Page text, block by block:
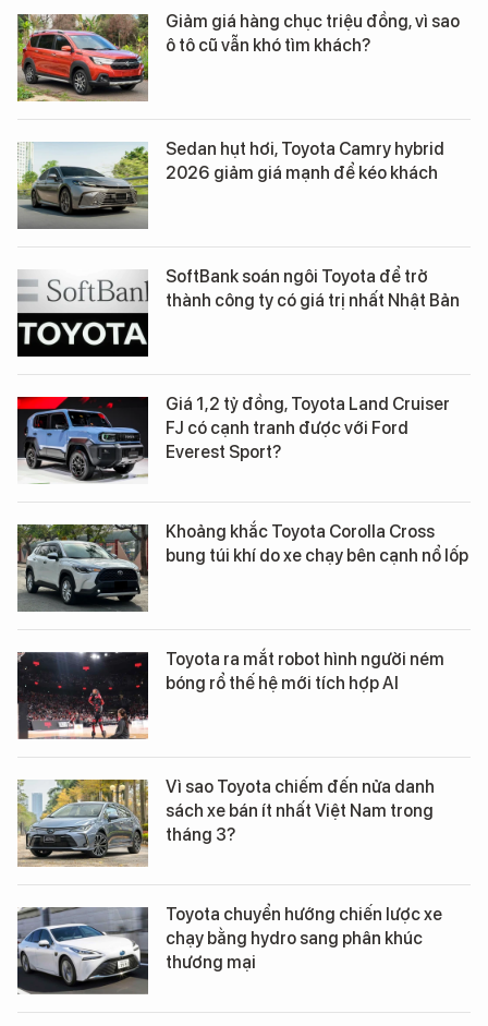
Giảm giá hàng chục triệu đồng, vì sao
ô tô cũ vẫn khó tìm khách?
Sedan hụt hơi, Toyota Camry hybrid
2026 giảm giá mạnh để kéo khách
SoftBank soán ngôi Toyota để trở
thành công ty có giá trị nhất Nhật Bản
Giá 1,2 tỷ đồng, Toyota Land Cruiser
FJ có cạnh tranh được với Ford
Everest Sport?
Khoảng khắc Toyota Corolla Cross
bung túi khí do xe chạy bên cạnh nổ lốp
Toyota ra mắt robot hình người ném
bóng rổ thế hệ mới tích hợp AI
Vì sao Toyota chiếm đến nửa danh
sách xe bán ít nhất Việt Nam trong
tháng 3?
Toyota chuyển hướng chiến lược xe
chạy bằng hydro sang phân khúc
thương mại